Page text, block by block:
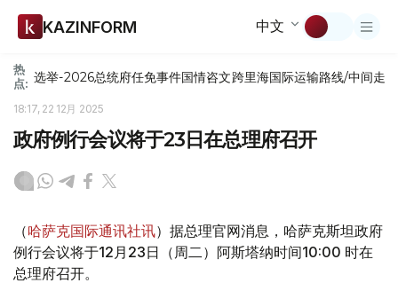
KAZINFORM 中文
热
点: 选举-2026总统府任免事件国情咨文跨里海国际运输路线/中间走廊
18:17, 22 12月 2025
政府例行会议将于23日在总理府召开
（哈萨克国际通讯社讯）据总理官网消息，哈萨克斯坦政府
例行会议将于12月23日（周二）阿斯塔纳时间10:00 时在
总理府召开。